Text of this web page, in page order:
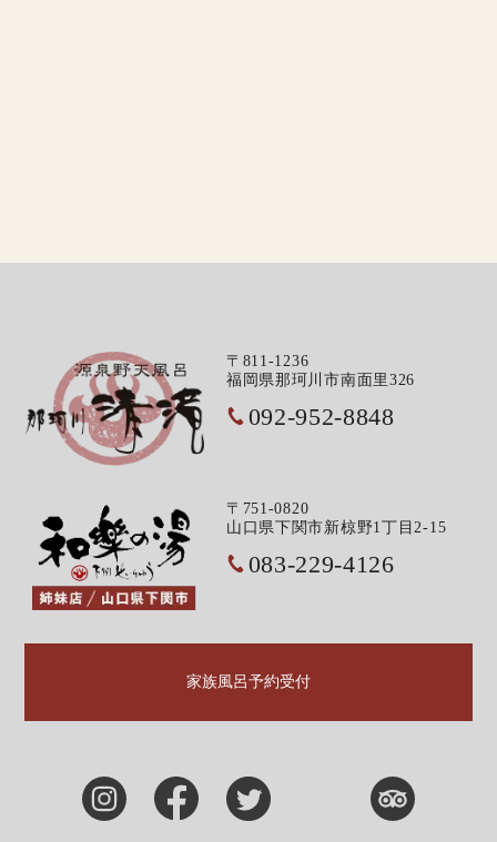
〒811-1236
福岡県那珂川市南面里326
092-952-8848
〒751-0820
山口県下関市新椋野1丁目2-15
083-229-4126
家族風呂予約受付